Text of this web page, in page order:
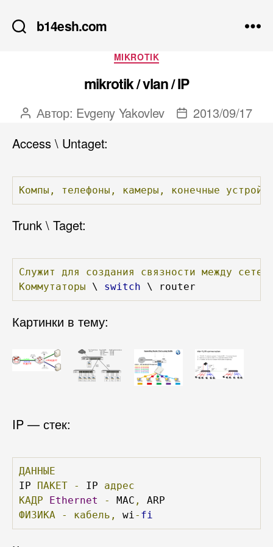
b14esh.com
Рубрики
MIKROTIK
mikrotik / vlan / IP
Автор
Автор: Evgeny Yakovlev
Дата2013/09/17
Access \ Untaget:
Компы, телефоны, камеры, конечные
Trunk \ Taget:
Служит для создания связности между
Коммутаторы \ switch \ router
Картинки в тему:
IP — стек:
ДАННЫЕ
IP ПАКЕТ - IP адрес
КАДР
Ethernet - MAC ,
ФИЗИКА
- кабель, wi - fi